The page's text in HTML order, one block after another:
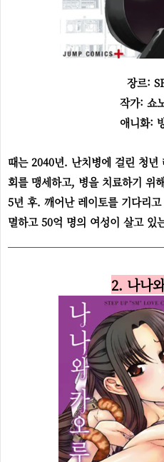
장르:
작가: 쇼
애니화:
때는 2040년. 난치병에 걸린 청년
회를 맹세하고, 병을 치료하기 위
5년 후. 깨어난 레이토를 기다리
멸하고 50억 명의 여성이 살고 있
2. 나나